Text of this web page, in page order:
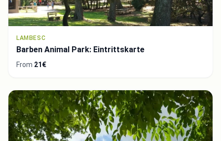
LAMBESC
Barben Animal Park: Eintrittskarte
From 21€